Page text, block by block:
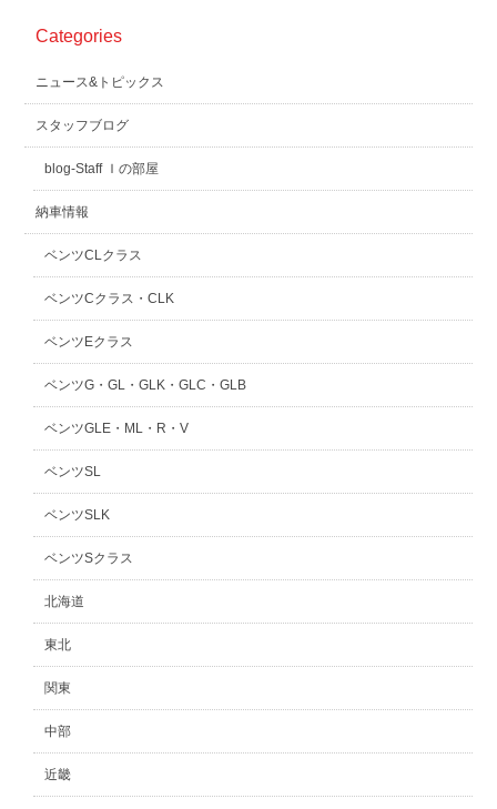
Categories
ニュース&トピックス
スタッフブログ
blog-Staff Ｉの部屋
納車情報
ベンツCLクラス
ベンツCクラス・CLK
ベンツEクラス
ベンツG・GL・GLK・GLC・GLB
ベンツGLE・ML・R・V
ベンツSL
ベンツSLK
ベンツSクラス
北海道
東北
関東
中部
近畿